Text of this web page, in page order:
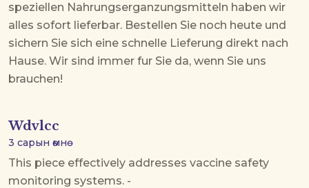
speziellen Nahrungserganzungsmitteln haben wir
alles sofort lieferbar. Bestellen Sie noch heute und
sichern Sie sich eine schnelle Lieferung direkt nach
Hause. Wir sind immer fur Sie da, wenn Sie uns
brauchen!
Wdvlcc
3 сарын өмнө
This piece effectively addresses vaccine safety
monitoring systems. -